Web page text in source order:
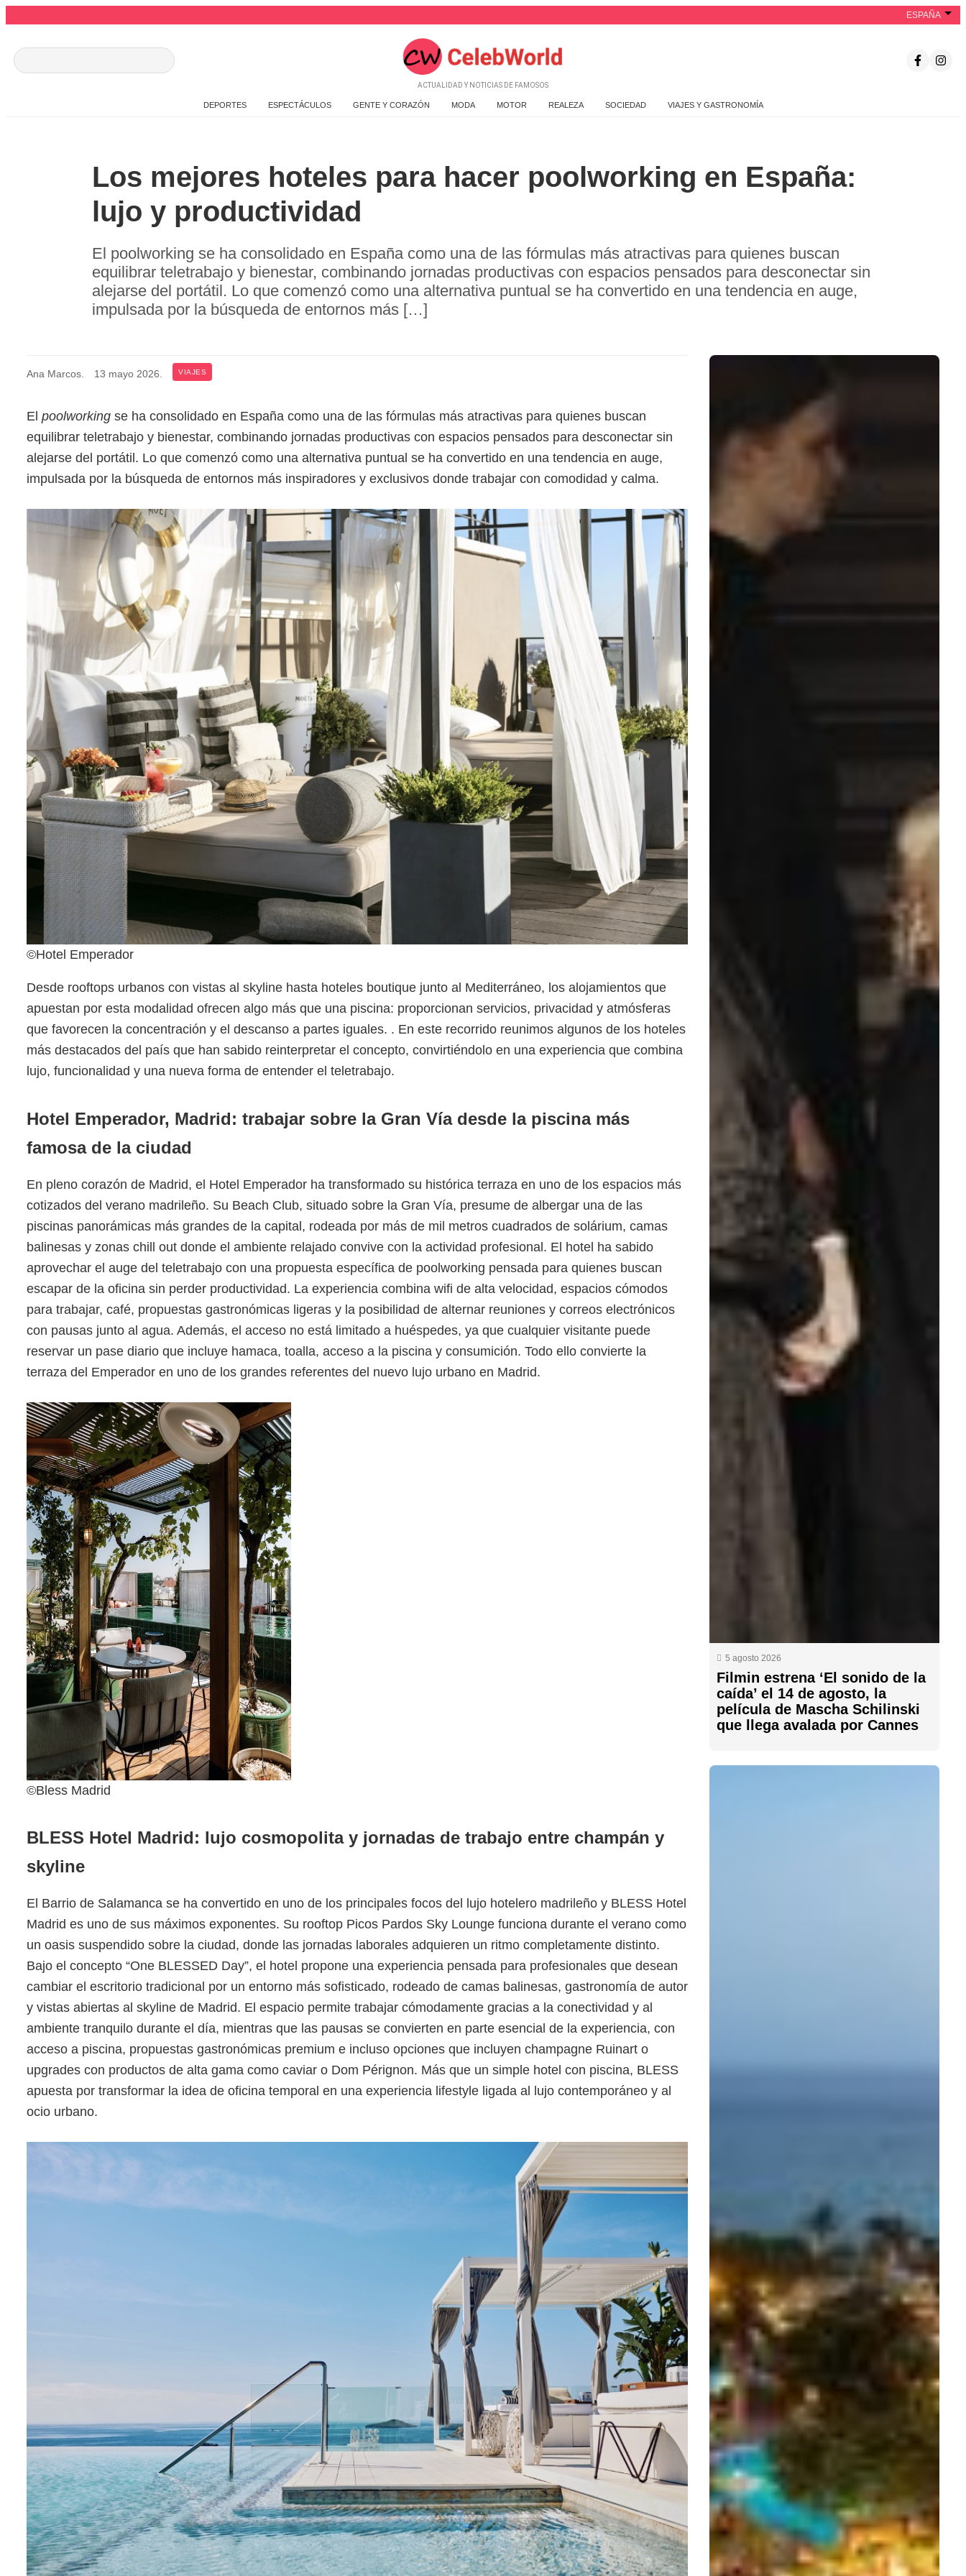
ESPAÑA
ACTUALIDAD Y NOTICIAS DE FAMOSOS
DEPORTES ESPECTÁCULOS GENTE Y CORAZÓN MODA MOTOR REALEZA SOCIEDAD VIAJES Y GASTRONOMÍA
Los mejores hoteles para hacer poolworking en España:
lujo y productividad
El poolworking se ha consolidado en España como una de las fórmulas más atractivas para quienes buscan
equilibrar teletrabajo y bienestar, combinando jornadas productivas con espacios pensados para desconectar sin
alejarse del portátil. Lo que comenzó como una alternativa puntual se ha convertido en una tendencia en auge,
impulsada por la búsqueda de entornos más […]
Ana Marcos. 13 mayo 2026. VIAJES
El poolworking se ha consolidado en España como una de las fórmulas más atractivas para quienes buscan
equilibrar teletrabajo y bienestar, combinando jornadas productivas con espacios pensados para desconectar sin
alejarse del portátil. Lo que comenzó como una alternativa puntual se ha convertido en una tendencia en auge,
impulsada por la búsqueda de entornos más inspiradores y exclusivos donde trabajar con comodidad y calma.
©Hotel Emperador
Desde rooftops urbanos con vistas al skyline hasta hoteles boutique junto al Mediterráneo, los alojamientos que
apuestan por esta modalidad ofrecen algo más que una piscina: proporcionan servicios, privacidad y atmósferas
que favorecen la concentración y el descanso a partes iguales. . En este recorrido reunimos algunos de los hoteles
más destacados del país que han sabido reinterpretar el concepto, convirtiéndolo en una experiencia que combina
lujo, funcionalidad y una nueva forma de entender el teletrabajo.
Hotel Emperador, Madrid: trabajar sobre la Gran Vía desde la piscina más
famosa de la ciudad
En pleno corazón de Madrid, el Hotel Emperador ha transformado su histórica terraza en uno de los espacios más
cotizados del verano madrileño. Su Beach Club, situado sobre la Gran Vía, presume de albergar una de las
piscinas panorámicas más grandes de la capital, rodeada por más de mil metros cuadrados de solárium, camas
balinesas y zonas chill out donde el ambiente relajado convive con la actividad profesional. El hotel ha sabido
aprovechar el auge del teletrabajo con una propuesta específica de poolworking pensada para quienes buscan
escapar de la oficina sin perder productividad. La experiencia combina wifi de alta velocidad, espacios cómodos
para trabajar, café, propuestas gastronómicas ligeras y la posibilidad de alternar reuniones y correos electrónicos
con pausas junto al agua. Además, el acceso no está limitado a huéspedes, ya que cualquier visitante puede
reservar un pase diario que incluye hamaca, toalla, acceso a la piscina y consumición. Todo ello convierte la
terraza del Emperador en uno de los grandes referentes del nuevo lujo urbano en Madrid.
©Bless Madrid
BLESS Hotel Madrid: lujo cosmopolita y jornadas de trabajo entre champán y
skyline
El Barrio de Salamanca se ha convertido en uno de los principales focos del lujo hotelero madrileño y BLESS Hotel
Madrid es uno de sus máximos exponentes. Su rooftop Picos Pardos Sky Lounge funciona durante el verano como
un oasis suspendido sobre la ciudad, donde las jornadas laborales adquieren un ritmo completamente distinto.
Bajo el concepto “One BLESSED Day”, el hotel propone una experiencia pensada para profesionales que desean
cambiar el escritorio tradicional por un entorno más sofisticado, rodeado de camas balinesas, gastronomía de autor
y vistas abiertas al skyline de Madrid. El espacio permite trabajar cómodamente gracias a la conectividad y al
ambiente tranquilo durante el día, mientras que las pausas se convierten en parte esencial de la experiencia, con
acceso a piscina, propuestas gastronómicas premium e incluso opciones que incluyen champagne Ruinart o
upgrades con productos de alta gama como caviar o Dom Pérignon. Más que un simple hotel con piscina, BLESS
apuesta por transformar la idea de oficina temporal en una experiencia lifestyle ligada al lujo contemporáneo y al
ocio urbano.
5 agosto 2026
Filmin estrena ‘El sonido de la
caída’ el 14 de agosto, la
película de Mascha Schilinski
que llega avalada por Cannes